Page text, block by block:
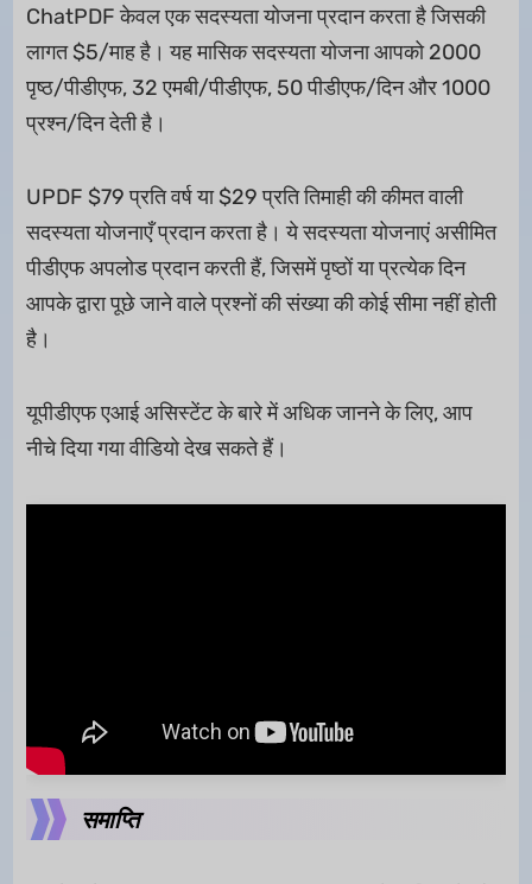
ChatPDF केवल एक सदस्यता योजना प्रदान करता है जिसकी
लागत $5/माह है। यह मासिक सदस्यता योजना आपको 2000
पृष्ठ/पीडीएफ, 32 एमबी/पीडीएफ, 50 पीडीएफ/दिन और 1000
प्रश्न/दिन देती है।
UPDF $79 प्रति वर्ष या $29 प्रति तिमाही की कीमत वाली
सदस्यता योजनाएँ प्रदान करता है। ये सदस्यता योजनाएं असीमित
पीडीएफ अपलोड प्रदान करती हैं, जिसमें पृष्ठों या प्रत्येक दिन
आपके द्वारा पूछे जाने वाले प्रश्नों की संख्या की कोई सीमा नहीं होती
है।
यूपीडीएफ एआई असिस्टेंट के बारे में अधिक जानने के लिए, आप
नीचे दिया गया वीडियो देख सकते हैं।
समाप्ति